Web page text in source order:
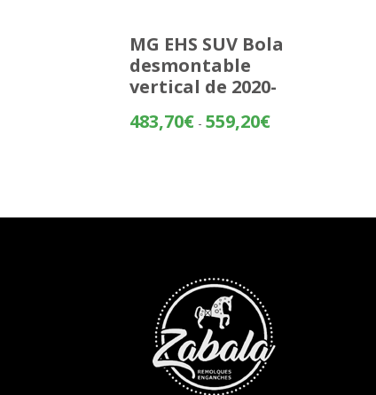
MG EHS SUV Bola
desmontable
vertical de 2020-
483,70€ - 559,20€Rango
hasta